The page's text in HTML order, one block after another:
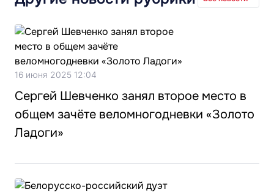
16 июня 2025 12:04
Сергей Шевченко занял второе место в
общем зачёте веломногодневки «Золото
Ладоги»